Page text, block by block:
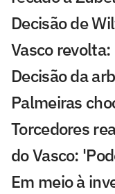
Decisão de
Vasco
Decisão da
Palmeiras
Torcedores
do Vasco:
Em meio à